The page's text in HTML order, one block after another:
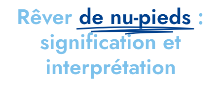
Rêver de nu-pieds :
signification et
interprétation